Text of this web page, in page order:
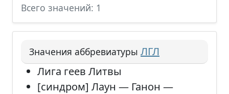
Всего значений: 1
Значения аббревиатуры ЛГЛ
Лига геев Литвы
[синдром] Лаун — Ганон —